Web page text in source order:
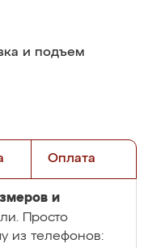
и подъем
Оплата
и
Просто
из телефонов: